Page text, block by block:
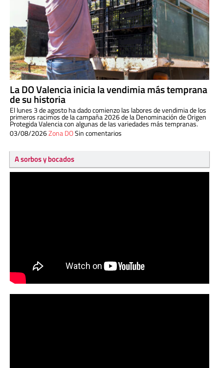
La DO Valencia inicia la vendimia más temprana
de su historia
El lunes 3 de agosto ha dado comienzo las labores de vendimia de los
primeros racimos de la campaña 2026 de la Denominación de Origen
Protegida Valencia con algunas de las variedades más tempranas.
03/08/2026Zona DOSin comentarios
A sorbos y bocados